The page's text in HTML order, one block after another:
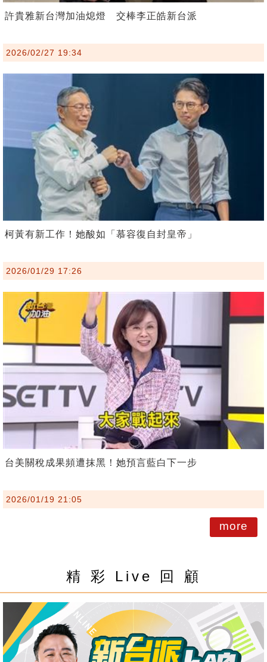
許貴雅新台灣加油熄燈 交棒李正皓新台派
2026/02/27 19:34
柯黃有新工作！她酸如「慕容復自封皇帝」
2026/01/29 17:26
台美關稅成果頻遭抹黑！她預言藍白下一步
2026/01/19 21:05
more
精 彩 Live 回 顧